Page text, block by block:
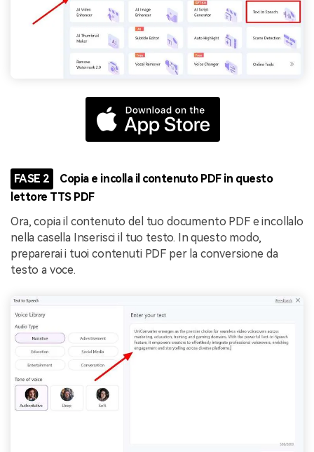
FASE 2
Copia e incolla il contenuto PDF in questo
lettore TTS PDF
Ora, copia il contenuto del tuo documento PDF e incollalo
nella casella Inserisci il tuo testo. In questo modo,
preparerai i tuoi contenuti PDF per la conversione da
testo a voce.